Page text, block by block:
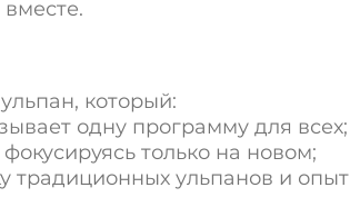
который:
одну программу для всех;
только на новом;
традиционных ульпанов и опыт